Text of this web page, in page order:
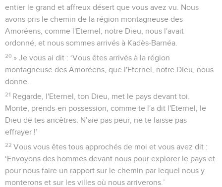
entier le grand et affreux désert que vous avez vu. Nous
avons pris le chemin de la région montagneuse des
Amoréens, comme l'Eternel, notre Dieu, nous l'avait
ordonné, et nous sommes arrivés à Kadès-Barnéa.
20 » Je vous ai dit : ‘Vous êtes arrivés à la région
montagneuse des Amoréens, que l'Eternel, notre Dieu, nous
donne.
21 Regarde, l'Eternel, ton Dieu, met le pays devant toi.
Monte, prends-en possession, comme te l'a dit l'Eternel, le
Dieu de tes ancêtres. N’aie pas peur, ne te laisse pas
effrayer !’
22 Vous vous êtes tous approchés de moi et vous avez dit :
‘Envoyons des hommes devant nous pour explorer le pays et
pour nous faire un rapport sur le chemin par lequel nous y
monterons et sur les villes où nous arriverons.’